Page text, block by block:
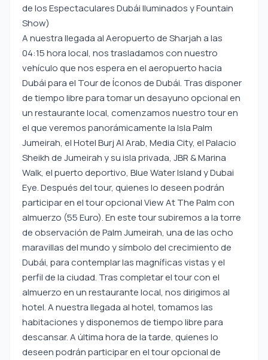
de los Espectaculares Dubái Iluminados y Fountain
Show)
A nuestra llegada al Aeropuerto de Sharjah a las
04:15 hora local, nos trasladamos con nuestro
vehículo que nos espera en el aeropuerto hacia
Dubái para el Tour de Íconos de Dubái. Tras disponer
de tiempo libre para tomar un desayuno opcional en
un restaurante local, comenzamos nuestro tour en
el que veremos panorámicamente la Isla Palm
Jumeirah, el Hotel Burj Al Arab, Media City, el Palacio
Sheikh de Jumeirah y su isla privada, JBR & Marina
Walk, el puerto deportivo, Blue Water Island y Dubai
Eye. Después del tour, quienes lo deseen podrán
participar en el tour opcional View At The Palm con
almuerzo (55 Euro). En este tour subiremos a la torre
de observación de Palm Jumeirah, una de las ocho
maravillas del mundo y símbolo del crecimiento de
Dubái, para contemplar las magníficas vistas y el
perfil de la ciudad. Tras completar el tour con el
almuerzo en un restaurante local, nos dirigimos al
hotel. A nuestra llegada al hotel, tomamos las
habitaciones y disponemos de tiempo libre para
descansar. A última hora de la tarde, quienes lo
deseen podrán participar en el tour opcional de